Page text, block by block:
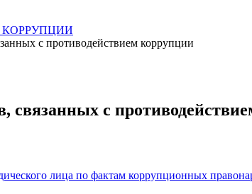
с противодействием коррупции
связанных с
лица по фактам коррупционных